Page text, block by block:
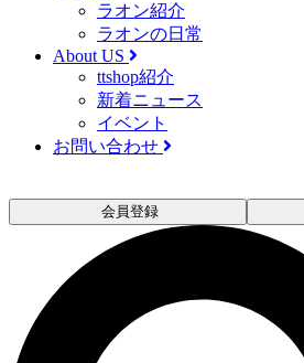
ラオン紹介
ラオンの日常
About US
ttshop紹介
新着ニュース
イベント
お問い合わせ
会員登録